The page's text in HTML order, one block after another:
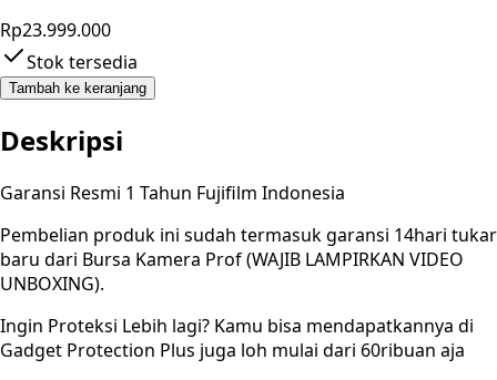
Rp23.999.000
Stok tersedia
Tambah ke keranjang
Deskripsi
Garansi Resmi 1 Tahun Fujifilm Indonesia
Pembelian produk ini sudah termasuk garansi 14hari tukar
baru dari Bursa Kamera Prof (WAJIB LAMPIRKAN VIDEO
UNBOXING).
Ingin Proteksi Lebih lagi? Kamu bisa mendapatkannya di
Gadget Protection Plus juga loh mulai dari 60ribuan aja